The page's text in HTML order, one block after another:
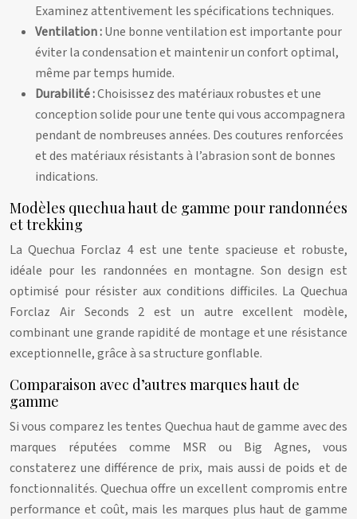
Examinez attentivement les spécifications techniques.
Ventilation :Une bonne ventilation est importante pour
éviter la condensation et maintenir un confort optimal,
même par temps humide.
Durabilité :Choisissez des matériaux robustes et une
conception solide pour une tente qui vous accompagnera
pendant de nombreuses années. Des coutures renforcées
et des matériaux résistants à l’abrasion sont de bonnes
indications.
Modèles quechua haut de gamme pour randonnées
et trekking
La Quechua Forclaz 4 est une tente spacieuse et robuste,
idéale pour les randonnées en montagne. Son design est
optimisé pour résister aux conditions difficiles. La Quechua
Forclaz Air Seconds 2 est un autre excellent modèle,
combinant une grande rapidité de montage et une résistance
exceptionnelle, grâce à sa structure gonflable.
Comparaison avec d’autres marques haut de
gamme
Si vous comparez les tentes Quechua haut de gamme avec des
marques réputées comme MSR ou Big Agnes, vous
constaterez une différence de prix, mais aussi de poids et de
fonctionnalités. Quechua offre un excellent compromis entre
performance et coût, mais les marques plus haut de gamme